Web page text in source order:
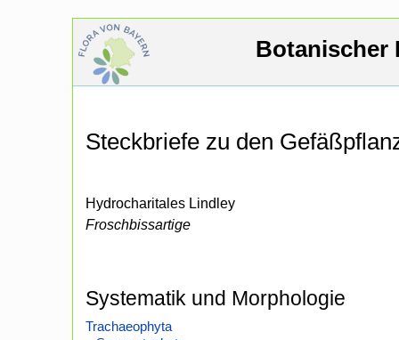
Botanischer
Steckbriefe zu den
Hydrocharitales Lindley
Froschbissartige
Systematik und Morphologie
Trachaeophyta